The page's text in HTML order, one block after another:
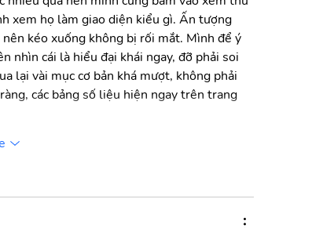
xem họ làm giao diện kiểu gì. Ấn tượng
kéo xuống không bị rối mắt. Mình để ý
nhìn cái là hiểu đại khái ngay, đỡ phải soi
lại vài mục cơ bản khá mượt, không phải
các bảng số liệu hiện ngay trên trang